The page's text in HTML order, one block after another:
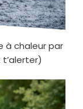
à chaleur par